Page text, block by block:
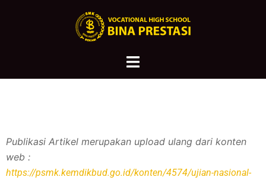
Publikasi Artikel merupakan upload ulang dari konten
web :
https://psmk.kemdikbud.go.id/konten/4574/ujian-nasional-